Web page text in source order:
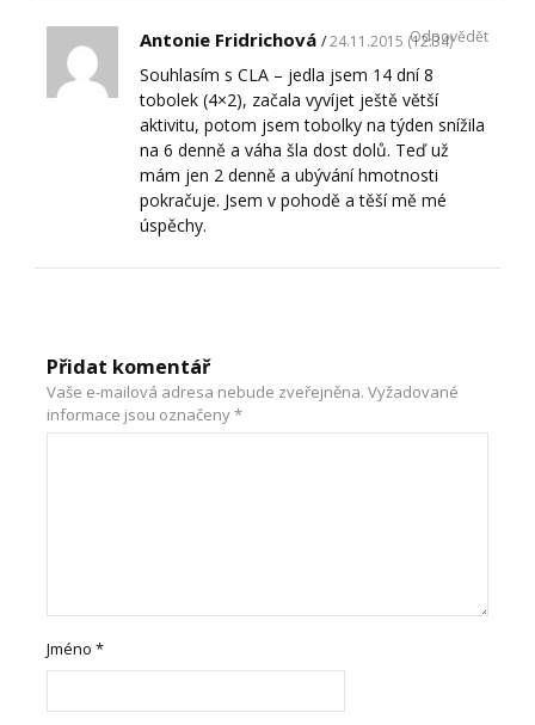
Antonie Fridrichová 24.11.2015 (12:34)
Souhlasím s CLA – jedla jsem 14 dní 8
tobolek (4×2), začala vyvíjet ještě větší
aktivitu, potom jsem tobolky na týden snížila
na 6 denně a váha šla dost dolů. Teď už
mám jen 2 denně a ubývání hmotnosti
pokračuje. Jsem v pohodě a těší mě mé
úspěchy.
Odpovědět
Přidat komentář
Vaše e-mailová adresa nebude zveřejněna. Vyžadované
informace jsou označeny*
Jméno*